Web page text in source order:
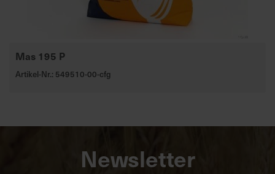
Mas 195 P
Artikel-Nr.: 549510-00-cfg
Newsletter